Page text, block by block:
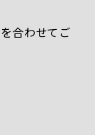
を合わせてご